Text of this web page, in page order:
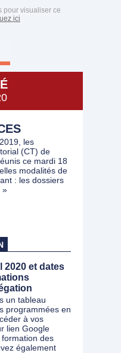
pour visualiser ce
ici
les
(CT) de
ce mardi 18
modalités de
: les dossiers
»
2020 et dates
un tableau
programmées en
à vos
lien Google
des
également